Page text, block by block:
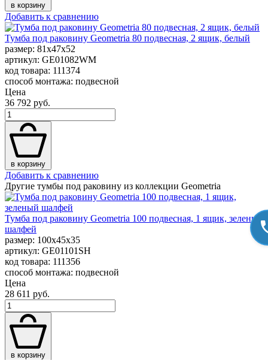
в корзину
Добавить к сравнению
Тумба под раковину Geometria 80 подвесная, 2 ящик, белый
размер: 81x47x52
артикул: GE01082WM
код товара: 111374
способ монтажа: подвесной
Цена
36 792 руб.
в корзину
Добавить к сравнению
Другие тумбы под раковину из коллекции Geometria
Тумба под раковину Geometria 100 подвесная, 1 ящик, зеленый
шалфей
размер: 100x45x35
артикул: GE01101SH
код товара: 111356
способ монтажа: подвесной
Цена
28 611 руб.
в корзину